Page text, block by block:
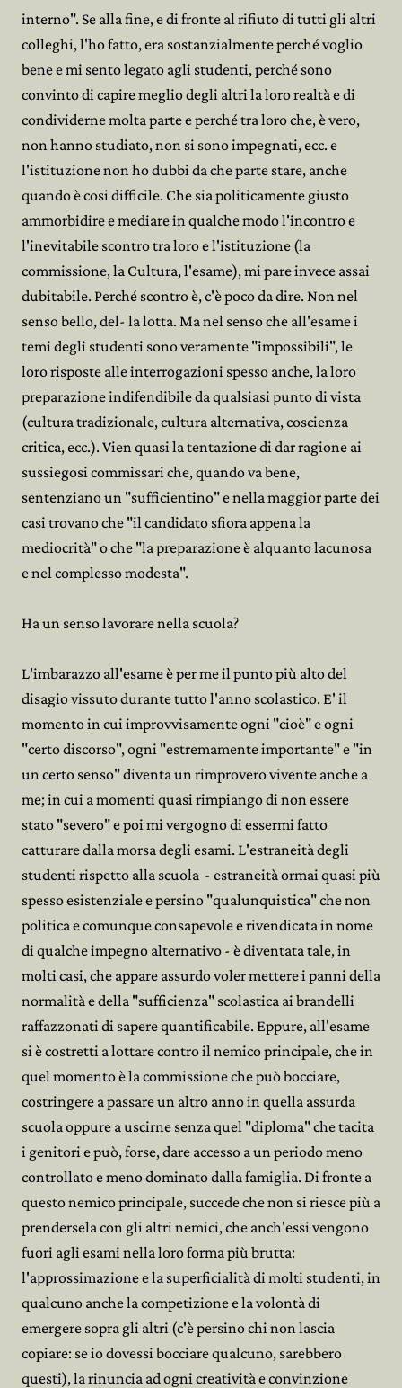
interno". Se alla fine, e di fronte al rifiuto di tutti gli altri
colleghi, l'ho fatto, era sostanzialmente perché voglio
bene e mi sento legato agli studenti, perché sono
convinto di capire meglio degli altri la loro realtà e di
condividerne molta parte e perché tra loro che, è vero,
non hanno studiato, non si sono impegnati, ecc. e
l'istituzione non ho dubbi da che parte stare, anche
quando è cosi difficile. Che sia politicamente giusto
ammorbidire e mediare in qualche modo l'incontro e
l'inevitabile scontro tra loro e l'istituzione (la
commissione, la Cultura, l'esame), mi pare invece assai
dubitabile. Perché scontro è, c'è poco da dire. Non nel
senso bello, del- la lotta. Ma nel senso che all'esame i
temi degli studenti sono veramente "impossibili", le
loro risposte alle interrogazioni spesso anche, la loro
preparazione indifendibile da qualsiasi punto di vista
(cultura tradizionale, cultura alternativa, coscienza
critica, ecc.). Vien quasi la tentazione di dar ragione ai
sussiegosi commissari che, quando va bene,
sentenziano un "sufficientino" e nella maggior parte dei
casi trovano che "il candidato sfiora appena la
mediocrità" o che "la preparazione è alquanto lacunosa
e nel complesso modesta".
Ha un senso lavorare nella scuola?
L'imbarazzo all'esame è per me il punto più alto del
disagio vissuto durante tutto l'anno scolastico. E' il
momento in cui improvvisamente ogni "cioè" e ogni
"certo discorso", ogni "estremamente importante" e "in
un certo senso" diventa un rimprovero vivente anche a
me; in cui a momenti quasi rimpiango di non essere
stato "severo" e poi mi vergogno di essermi fatto
catturare dalla morsa degli esami. L'estraneità degli
studenti rispetto alla scuola - estraneità ormai quasi più
spesso esistenziale e persino "qualunquistica" che non
politica e comunque consapevole e rivendicata in nome
di qualche impegno alternativo - è diventata tale, in
molti casi, che appare assurdo voler mettere i panni della
normalità e della "sufficienza" scolastica ai brandelli
raffazzonati di sapere quantificabile. Eppure, all'esame
si è costretti a lottare contro il nemico principale, che in
quel momento è la commissione che può bocciare,
costringere a passare un altro anno in quella assurda
scuola oppure a uscirne senza quel "diploma" che tacita
i genitori e può, forse, dare accesso a un periodo meno
controllato e meno dominato dalla famiglia. Di fronte a
questo nemico principale, succede che non si riesce più a
prendersela con gli altri nemici, che anch'essi vengono
fuori agli esami nella loro forma più brutta:
l'approssimazione e la superficialità di molti studenti, in
qualcuno anche la competizione e la volontà di
emergere sopra gli altri (c'è persino chi non lascia
copiare: se io dovessi bocciare qualcuno, sarebbero
questi), la rinuncia ad ogni creatività e convinzione